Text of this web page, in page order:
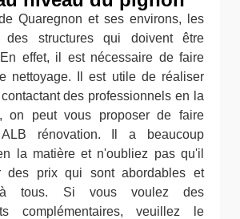
Quaregnon et ses environs, les
des structures qui doivent être
effet, il est nécessaire de faire
nettoyage. Il est utile de réaliser
des professionnels en la
on peut vous proposer de faire
rénovation. Il a beaucoup
la matière et n'oubliez pas qu'il
des prix qui sont abordables et
à tous. Si vous voulez des
complémentaires, veuillez le